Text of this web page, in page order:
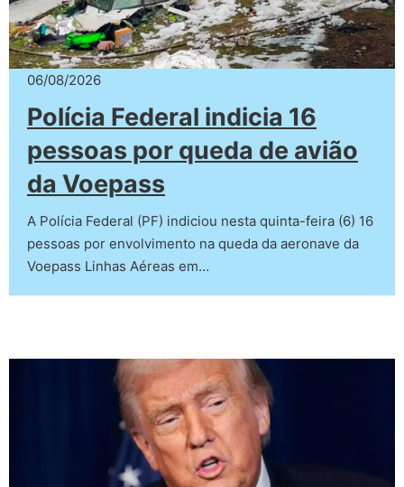
06/08/2026
Polícia Federal indicia 16
pessoas por queda de avião
da Voepass
A Polícia Federal (PF) indiciou nesta quinta-feira (6) 16
pessoas por envolvimento na queda da aeronave da
Voepass Linhas Aéreas em…